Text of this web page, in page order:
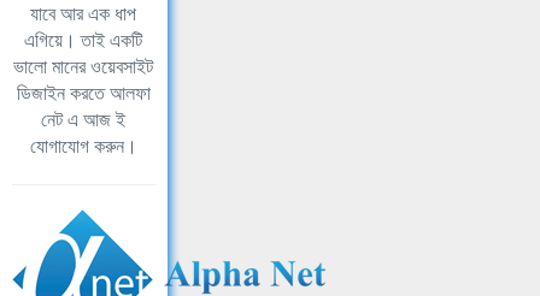
যাবে আর এক ধাপ
এগিয়ে। তাই একটি
ভালো মানের ওয়েবসাইট
ডিজাইন করতে আলফা
নেট এ আজ ই
যোগাযোগ করুন।